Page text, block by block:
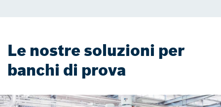
Le nostre soluzioni per
banchi di prova